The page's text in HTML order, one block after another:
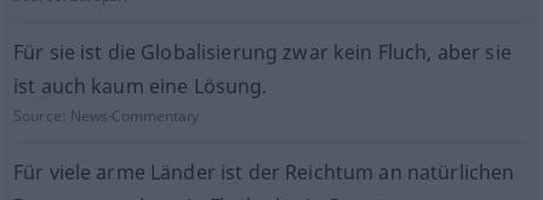
Für sie ist die Globalisierung zwar kein Fluch, aber sie
ist auch kaum eine Lösung.
Source: News-Commentary
Für viele arme Länder ist der Reichtum an natürlichen